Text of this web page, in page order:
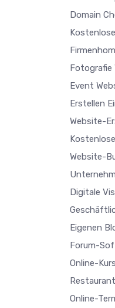
Domain
Fotografie
Event
Erstellen
Website-
Website-
Digitale
Eigenen
Forum-
Online-
Online-